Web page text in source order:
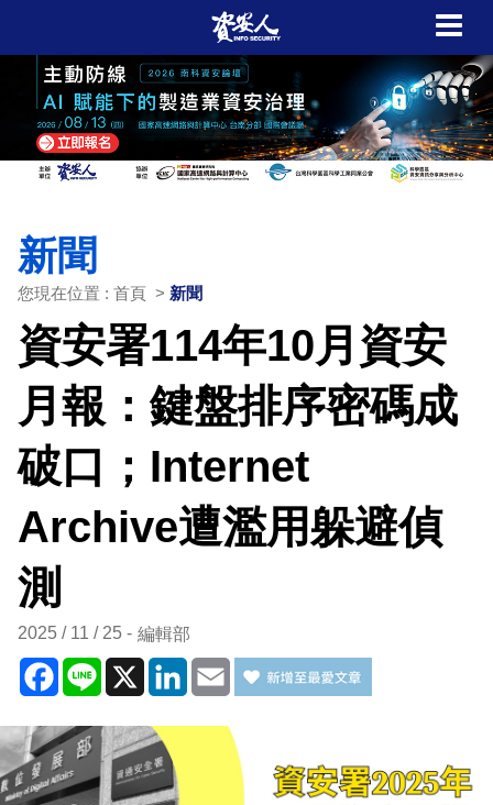
新聞
您現在位置 : 首頁 > 新聞
資安署114年10月資安
月報：鍵盤排序密碼成
破口；Internet
Archive遭濫用躲避偵
測
2025 / 11 / 25 編輯部
Facebook
Line X LinkedIn
Email